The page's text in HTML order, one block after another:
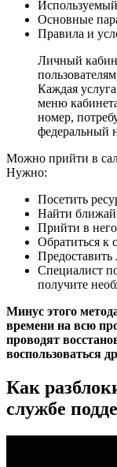
Основные
Правила и
Личный
Каждая
меню
номер,
федеральный
Можно прийти в
Нужно:
Посетить
Найти
Прийти в
Обратиться к
Специалист
получите
Минус этого
времени на всю
проводят
воспользоваться
Как
службе